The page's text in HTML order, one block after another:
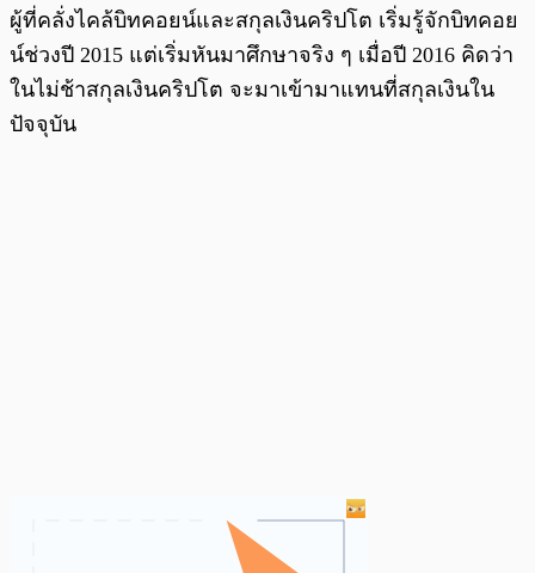
ผู้ที่คลั่งไคล้บิทคอยน์และสกุลเงินคริปโต เริ่มรู้จักบิทคอย
น์ช่วงปี 2015 แต่เริ่มหันมาศึกษาจริง ๆ เมื่อปี 2016 คิดว่า
ในไม่ช้าสกุลเงินคริปโต จะมาเข้ามาแทนที่สกุลเงินใน
ปัจจุบัน